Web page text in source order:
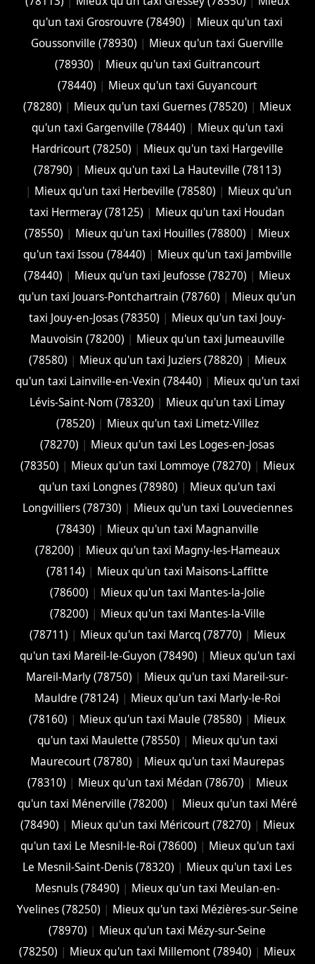
qu'un taxi Grosrouvre (78490) | Mieux qu'un taxi
Goussonville (78930) | Mieux qu'un taxi Guerville
(78930) | Mieux qu'un taxi Guitrancourt
(78440) | Mieux qu'un taxi Guyancourt
(78280) | Mieux qu'un taxi Guernes (78520) | Mieux
qu'un taxi Gargenville (78440) | Mieux qu'un taxi
Hardricourt (78250) | Mieux qu'un taxi Hargeville
(78790) | Mieux qu'un taxi La Hauteville (78113)
| Mieux qu'un taxi Herbeville (78580) | Mieux qu'un
taxi Hermeray (78125) | Mieux qu'un taxi Houdan
(78550) | Mieux qu'un taxi Houilles (78800) | Mieux
qu'un taxi Issou (78440) | Mieux qu'un taxi Jambville
(78440) | Mieux qu'un taxi Jeufosse (78270) | Mieux
qu'un taxi Jouars-Pontchartrain (78760) | Mieux qu'un
taxi Jouy-en-Josas (78350) | Mieux qu'un taxi Jouy-
Mauvoisin (78200) | Mieux qu'un taxi Jumeauville
(78580) | Mieux qu'un taxi Juziers (78820) | Mieux
qu'un taxi Lainville-en-Vexin (78440) | Mieux qu'un taxi
Lévis-Saint-Nom (78320) | Mieux qu'un taxi Limay
(78520) | Mieux qu'un taxi Limetz-Villez
(78270) | Mieux qu'un taxi Les Loges-en-Josas
(78350) | Mieux qu'un taxi Lommoye (78270) | Mieux
qu'un taxi Longnes (78980) | Mieux qu'un taxi
Longvilliers (78730) | Mieux qu'un taxi Louveciennes
(78430) | Mieux qu'un taxi Magnanville
(78200) | Mieux qu'un taxi Magny-les-Hameaux
(78114) | Mieux qu'un taxi Maisons-Laffitte
(78600) | Mieux qu'un taxi Mantes-la-Jolie
(78200) | Mieux qu'un taxi Mantes-la-Ville
(78711) | Mieux qu'un taxi Marcq (78770) | Mieux
qu'un taxi Mareil-le-Guyon (78490) | Mieux qu'un taxi
Mareil-Marly (78750) | Mieux qu'un taxi Mareil-sur-
Mauldre (78124) | Mieux qu'un taxi Marly-le-Roi
(78160) | Mieux qu'un taxi Maule (78580) | Mieux
qu'un taxi Maulette (78550) | Mieux qu'un taxi
Maurecourt (78780) | Mieux qu'un taxi Maurepas
(78310) | Mieux qu'un taxi Médan (78670) | Mieux
qu'un taxi Ménerville (78200) |
Mieux qu'un taxi Méré
(78490) | Mieux qu'un taxi Méricourt (78270) | Mieux
qu'un taxi Le Mesnil-le-Roi (78600) | Mieux qu'un taxi
Le Mesnil-Saint-Denis (78320) | Mieux qu'un taxi Les
Mesnuls (78490) | Mieux qu'un taxi Meulan-en-
Yvelines (78250) | Mieux qu'un taxi Mézières-sur-Seine
(78970) | Mieux qu'un taxi Mézy-sur-Seine
(78250) | Mieux qu'un taxi Millemont (78940) | Mieux